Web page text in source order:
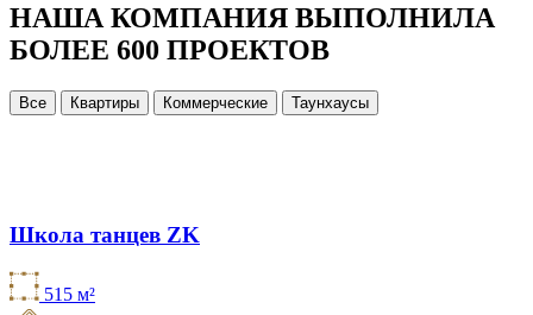
НАША КОМПАНИЯ ВЫПОЛНИЛА
БОЛЕЕ 600 ПРОЕКТОВ
Все Квартиры Коммерческие Таунхаусы
Школа танцев ZK
515 м²